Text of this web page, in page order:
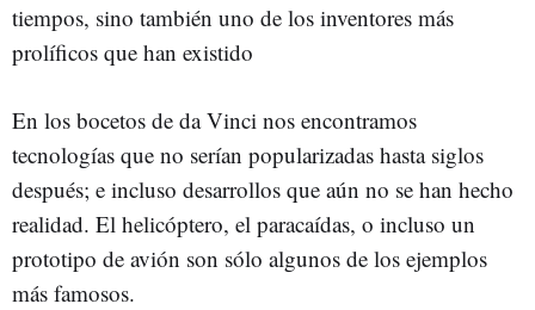
tiempos, sino también uno de los inventores más
prolíficos que han existido
En los bocetos de da Vinci nos encontramos
tecnologías que no serían popularizadas hasta siglos
después; e incluso desarrollos que aún no se han hecho
realidad. El helicóptero, el paracaídas, o incluso un
prototipo de avión son sólo algunos de los ejemplos
más famosos.